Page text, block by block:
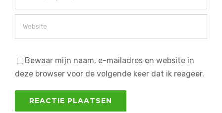
Bewaar mijn naam, e-mailadres en website in
deze browser voor de volgende keer dat ik reageer.